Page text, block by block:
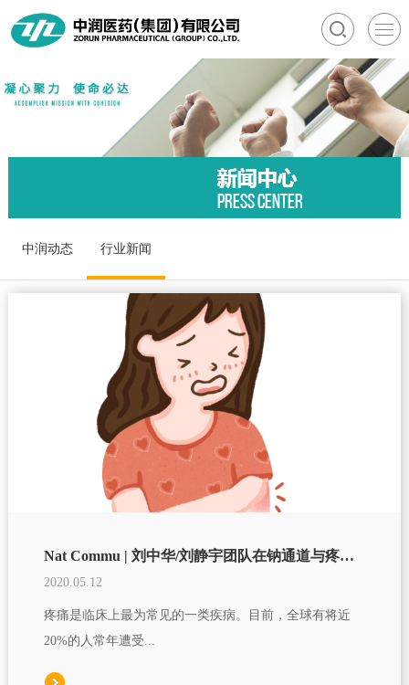
中润动态 行业新闻
Nat Commu | 刘中华/刘静宇团队在钠通道与疼痛领域取得重要进展
2020.05.12
疼痛是临床上最为常见的一类疾病。目前，全球有将近
20%的人常年遭受...